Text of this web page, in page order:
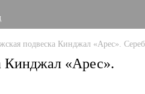
подвеска Кинджал «Арес».
Кинджал «Арес».